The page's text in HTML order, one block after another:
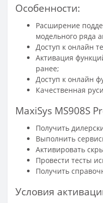
Особенности:
Расширение
модельного ряда
Доступ к онлайн
Активация
ранее;
Доступ к онлайн
Качественная
MaxiSys MS908S
Получить
Выполнить
Активировать
Провести тесты
Получить
Условия